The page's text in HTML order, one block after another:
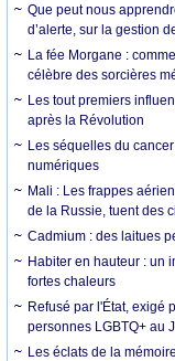
Que peut nous
d’alerte, sur la gestion
La fée Morgane :
célèbre des sorcières
Les tout premiers
après la Révolution
Les séquelles du
numériques
Mali : Les frappes
de la Russie, tuent des
Cadmium : des laitues
Habiter en hauteur : un
fortes chaleurs
Refusé par l'État, exigé
personnes LGBTQ+ au
Les éclats de la